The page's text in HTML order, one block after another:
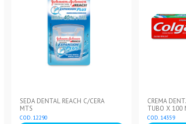
SEDA DENTAL REACH C/CERA
MTS
COD. 12290
CREMA
TUBO X 100
COD. 14359